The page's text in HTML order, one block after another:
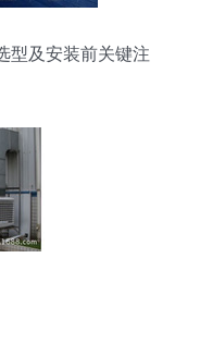
型及安装前关键注